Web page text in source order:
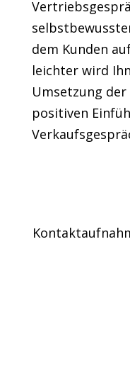
dem Kunden
leichter wird
Umsetzung
positiven